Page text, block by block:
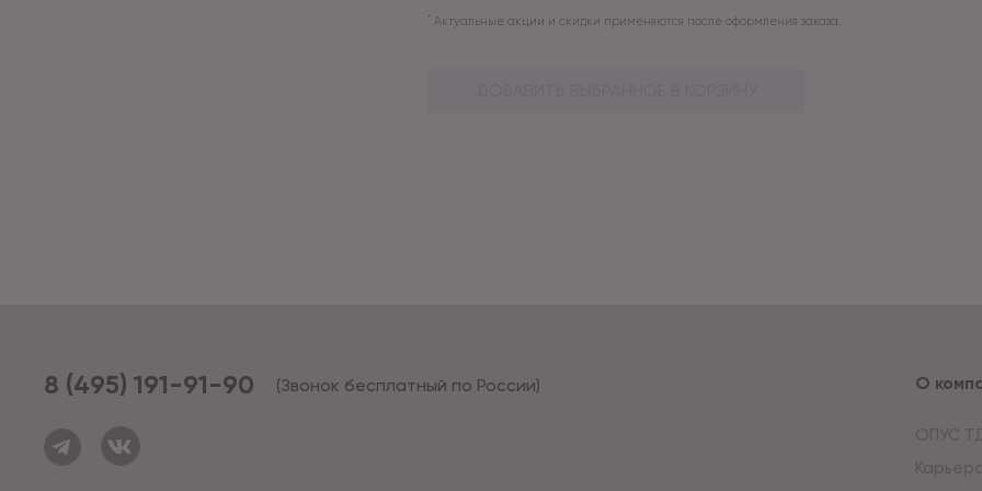
* Актуальные акции и скидки применяются после оформления заказа.
8 (495) 191-91-90 (Звонок бесплатный по России) О
ОПУС